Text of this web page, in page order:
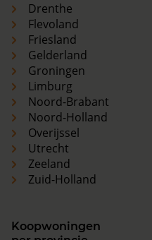
Drenthe
Flevoland
Friesland
Gelderland
Groningen
Limburg
Noord-Brabant
Noord-Holland
Overijssel
Utrecht
Zeeland
Zuid-Holland
Koopwoningen